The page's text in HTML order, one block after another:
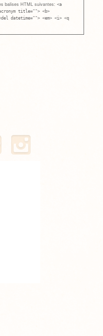
balises HTML suivantes: <a
title=""> <b>
datetime=""> <em> <i> <q
Mon profil Hellocoton